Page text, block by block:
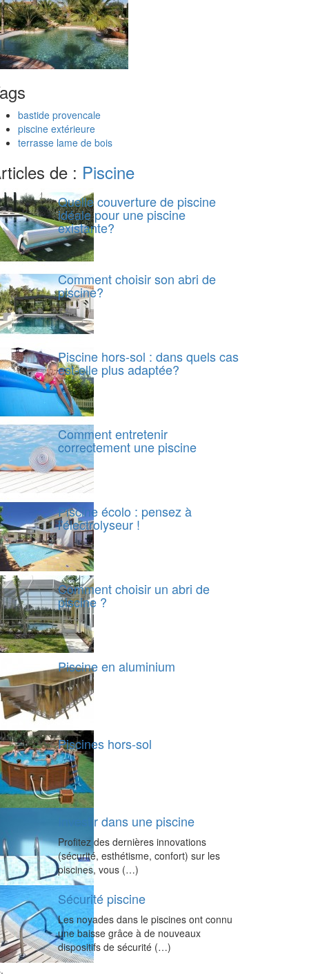
bastide provencale
piscine extérieure
terrasse lame de bois
de : Piscine
Quelle couverture de piscine
idéale pour une piscine
existante?
Comment choisir son abri de
piscine?
Piscine hors-sol : dans quels cas
est-elle plus adaptée?
Comment entretenir
correctement une piscine
Piscine écolo : pensez à
l'électrolyseur !
Comment choisir un abri de
piscine ?
Piscine en aluminium
Piscines hors-sol
Investir dans une piscine
Profitez des dernières innovations
(sécurité, esthétisme, confort) sur les
piscines, vous (…)
Sécurité piscine
Les noyades dans le piscines ont connu
une baisse grâce à de nouveaux
dispositifs de sécurité (…)